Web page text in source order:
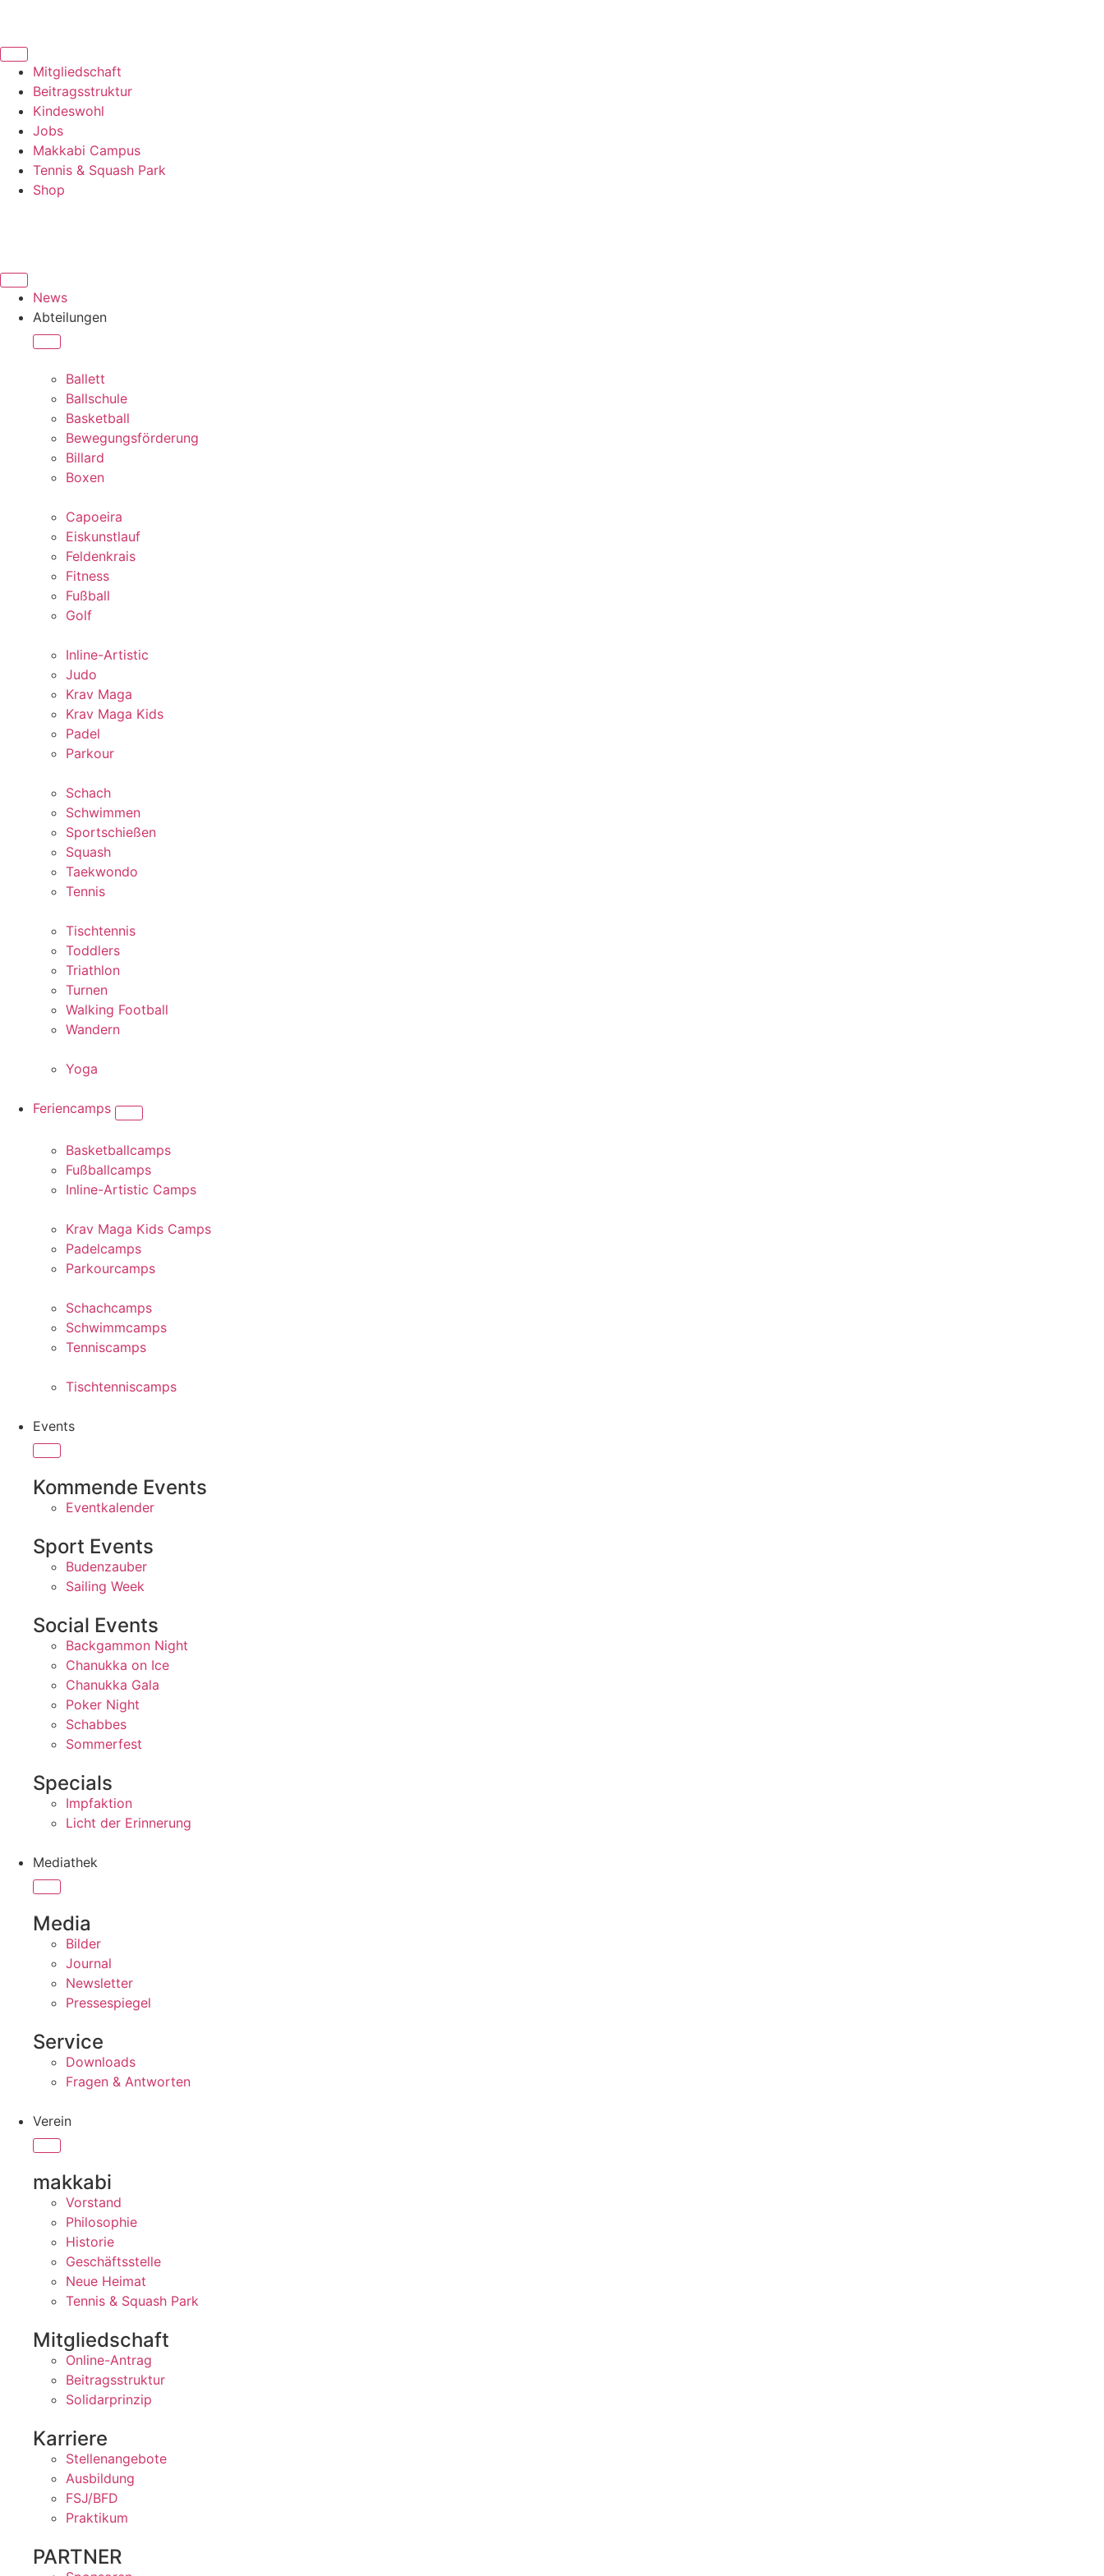
Mitgliedschaft
Beitragsstruktur
Kindeswohl
Jobs
Makkabi Campus
Tennis & Squash Park
Shop
News
Abteilungen
Ballett
Ballschule
Basketball
Bewegungsförderung
Billard
Boxen
Capoeira
Eiskunstlauf
Feldenkrais
Fitness
Fußball
Golf
Inline-Artistic
Judo
Krav Maga
Krav Maga Kids
Padel
Parkour
Schach
Schwimmen
Sportschießen
Squash
Taekwondo
Tennis
Tischtennis
Toddlers
Triathlon
Turnen
Walking Football
Wandern
Yoga
Feriencamps
Basketballcamps
Fußballcamps
Inline-Artistic Camps
Krav Maga Kids Camps
Padelcamps
Parkourcamps
Schachcamps
Schwimmcamps
Tenniscamps
Tischtenniscamps
Events
Kommende Events
Eventkalender
Sport Events
Budenzauber
Sailing Week
Social Events
Backgammon Night
Chanukka on Ice
Chanukka Gala
Poker Night
Schabbes
Sommerfest
Specials
Impfaktion
Licht der Erinnerung
Mediathek
Media
Bilder
Journal
Newsletter
Pressespiegel
Service
Downloads
Fragen & Antworten
Verein
makkabi
Vorstand
Philosophie
Historie
Geschäftsstelle
Neue Heimat
Tennis & Squash Park
Mitgliedschaft
Online-Antrag
Beitragsstruktur
Solidarprinzip
Karriere
Stellenangebote
Ausbildung
FSJ/BFD
Praktikum
PARTNER